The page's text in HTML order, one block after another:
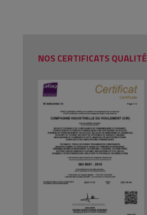
NOS CERTIFICATS QUALITÉ